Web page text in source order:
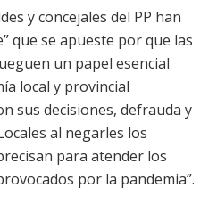
y concejales del PP han
que se apueste por que las
un papel esencial
local y provincial
sus decisiones, defrauda y
al negarles los
para atender los
por la pandemia”.